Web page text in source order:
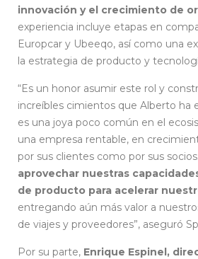
innovación y el crecimiento de
experiencia incluye etapas en
Europcar y Ubeeqo, así como una
la estrategia de producto y
“Es un honor asumir este rol y
increíbles cimientos que Alberto ha
es una joya poco común en el
una empresa rentable, en
por sus clientes como por sus socios.
aprovechar nuestras
de producto para acelerar
entregando aún más valor a
de viajes y proveedores”, aseguró
Por su parte, Enrique Espinel,